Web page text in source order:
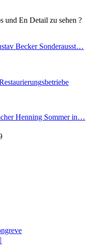
und En Detail zu sehen ?
Becker Sonderausst…
Henning Sommer in…